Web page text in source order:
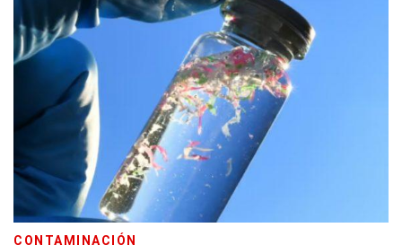
CONTAMINACIÓN